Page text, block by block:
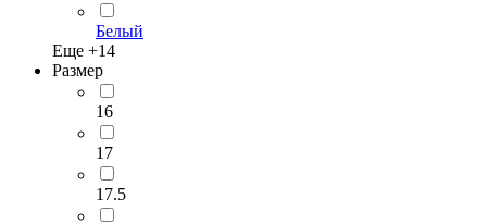
Белый
Еще +14
Размер
16
17
17.5